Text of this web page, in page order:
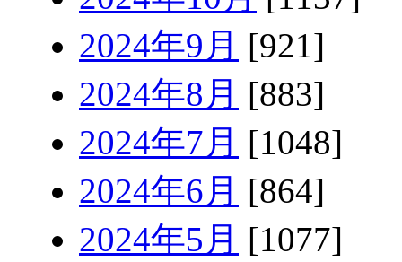
2024年9月 [921]
2024年8月 [883]
2024年7月 [1048]
2024年6月 [864]
2024年5月 [1077]